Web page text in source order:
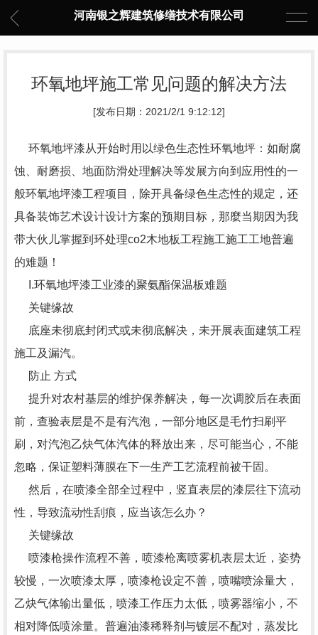
河南银之辉建筑修缮技术有限公司
环氧地坪施工常见问题的解决方法
[发布日期：2021/2/1 9:12:12]
环氧地坪漆从开始时用以绿色生态性环氧地坪：如耐腐
蚀、耐磨损、地面防滑处理解决等发展方向到应用性的一
般环氧地坪漆工程项目，除开具备绿色生态性的规定，还
具备装饰艺术设计设计方案的预期目标，那麼当期因为我
带大伙儿掌握到环处理co2木地板工程施工施工工地普遍
的难题！
I.环氧地坪漆工业漆的聚氨酯保温板难题
关键缘故
底座未彻底封闭式或未彻底解决，未开展表面建筑工程
施工及漏汽。
防止 方式
提升对农村基层的维护保养解决，每一次调胶后在表面
前，查验表层是不是有汽泡，一部分地区是毛竹扫刷平
刷，对汽泡乙炔气体汽体的释放出来，尽可能当心，不能
忽略，保证塑料薄膜在下一生产工艺流程前被干固。
然后，在喷漆全部全过程中，竖直表层的漆层往下流动
性，导致流动性刮痕，应当该怎么办？
关键缘故
喷漆枪操作流程不善，喷漆枪离喷雾机表层太近，姿势
较慢，一次喷漆太厚，喷漆枪设定不善，喷嘴喷涂量大，
乙炔气体输出量低，喷漆工作压力太低，喷雾器缩小，不
相对降低喷涂量。普遍油漆稀释剂与镀层不配对，蒸发比